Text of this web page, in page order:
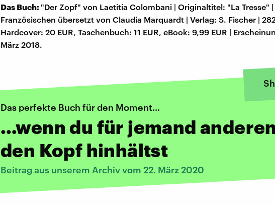
Das Buch:"Der Zopf" von Laetitia Colombani | Originaltitel: "La Tresse"
Französischen übersetzt von Claudia Marquardt | Verlag: S. Fischer |
Hardcover: 20 EUR, Taschenbuch: 11 EUR, eBook: 9,99 EUR |
März 2018.
Das perfekte Buch für den Moment...
…wenn du für jemand
den Kopf hinhältst
Beitrag aus unserem Archiv vom 22. März 2020